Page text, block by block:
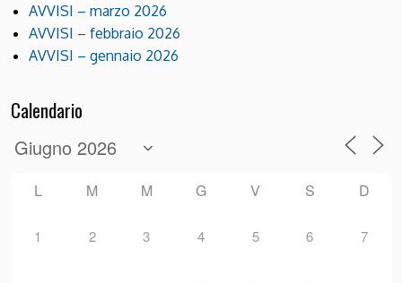
AVVISI – marzo 2026
AVVISI – febbraio 2026
AVVISI – gennaio 2026
Calendario
L M M G V S D
1 2 3 4 5 6 7